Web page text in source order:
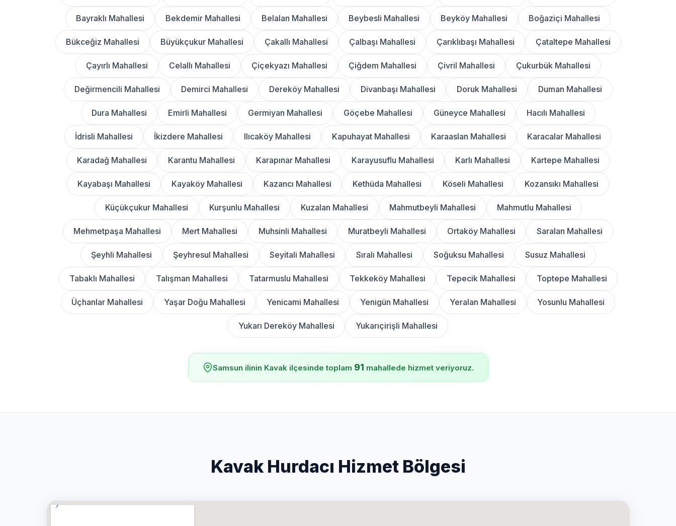
Bayraklı Mahallesi Bekdemir Mahallesi Belalan Mahallesi Beybesli Mahallesi Beyköy Mahallesi Boğaziçi Mahallesi
Bükceğiz Mahallesi Büyükçukur Mahallesi Çakallı Mahallesi Çalbaşı Mahallesi Çarıklıbaşı Mahallesi Çataltepe Mahallesi
Çayırlı Mahallesi Celallı Mahallesi Çiçekyazı Mahallesi Çiğdem Mahallesi Çivril Mahallesi Çukurbük Mahallesi
Değirmencili Mahallesi Demirci Mahallesi Dereköy Mahallesi Divanbaşı Mahallesi Doruk Mahallesi Duman Mahallesi
Dura Mahallesi Emirli Mahallesi Germiyan Mahallesi Göçebe Mahallesi Güneyce Mahallesi Hacılı Mahallesi
İdrisli Mahallesi İkizdere Mahallesi Ilıcaköy Mahallesi Kapuhayat Mahallesi Karaaslan Mahallesi Karacalar Mahallesi
Karadağ Mahallesi Karantu Mahallesi Karapınar Mahallesi Karayusuflu Mahallesi Karlı Mahallesi Kartepe Mahallesi
Kayabaşı Mahallesi Kayaköy Mahallesi Kazancı Mahallesi Kethüda Mahallesi Köseli Mahallesi Kozansıkı Mahallesi
Küçükçukur Mahallesi Kurşunlu Mahallesi Kuzalan Mahallesi Mahmutbeyli Mahallesi Mahmutlu Mahallesi
Mehmetpaşa Mahallesi Mert Mahallesi Muhsinli Mahallesi Muratbeyli Mahallesi Ortaköy Mahallesi Saralan Mahallesi
Şeyhli Mahallesi Şeyhresul Mahallesi Seyitali Mahallesi Sıralı Mahallesi Soğuksu Mahallesi Susuz Mahallesi
Tabaklı Mahallesi Talışman Mahallesi Tatarmuslu Mahallesi Tekkeköy Mahallesi Tepecik Mahallesi Toptepe Mahallesi
Üçhanlar Mahallesi Yaşar Doğu Mahallesi Yenicami Mahallesi Yenigün Mahallesi Yeralan Mahallesi Yosunlu Mahallesi
Yukarı Dereköy Mahallesi Yukarıçirişli Mahallesi
Samsun ilinin Kavak ilçesinde toplam 91 mahallede hizmet veriyoruz.
Kavak Hurdacı Hizmet Bölgesi